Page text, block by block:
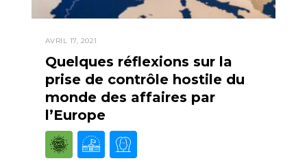
AVRIL 17, 2021
Quelques réflexions sur la
prise de contrôle hostile du
monde des affaires par
l’Europe